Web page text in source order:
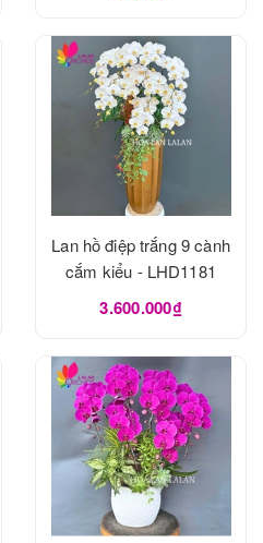
Lan hồ điệp trắng 9 cành
cắm kiểu - LHD1181
3.600.000₫